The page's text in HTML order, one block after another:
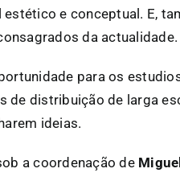
e conceptual. E,
da actualidade.
para os
de distribuição de larga
ideias.
a coordenação de